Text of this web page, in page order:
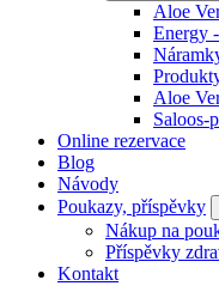
Aloe
Energy
Aloe
Saloos-
Online rezervace
Blog
Návody
Poukazy, příspěvky
Nákup na
Příspěvky
Kontakt